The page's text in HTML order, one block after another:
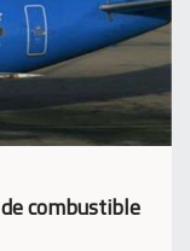
combustible